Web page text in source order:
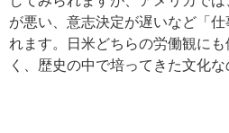
が悪い、意志決定が遅いなど「
れます。日米どちらの労働観に
く、歴史の中で培ってきた文化な